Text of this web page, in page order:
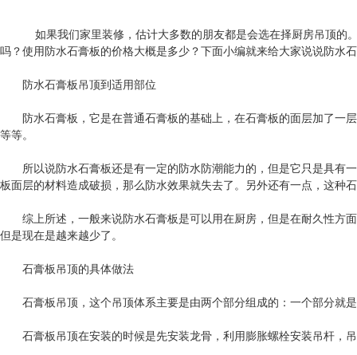
如果我们家里装修，估计大多数的朋友都是会选在择厨房吊顶的。
吗？使用防水石膏板的价格大概是多少？下面小编就来给大家说说防水
防水石膏板吊顶到适用部位
防水石膏板，它是在普通石膏板的基础上，在石膏板的面层加了一
等等。
所以说防水石膏板还是有一定的防水防潮能力的，但是它只是具有
板面层的材料造成破损，那么防水效果就失去了。另外还有一点，这种
综上所述，一般来说防水石膏板是可以用在厨房，但是在耐久性方
但是现在是越来越少了。
石膏板吊顶的具体做法
石膏板吊顶，这个吊顶体系主要是由两个部分组成的：一个部分就
石膏板吊顶在安装的时候是先安装龙骨，利用膨胀螺栓安装吊杆，